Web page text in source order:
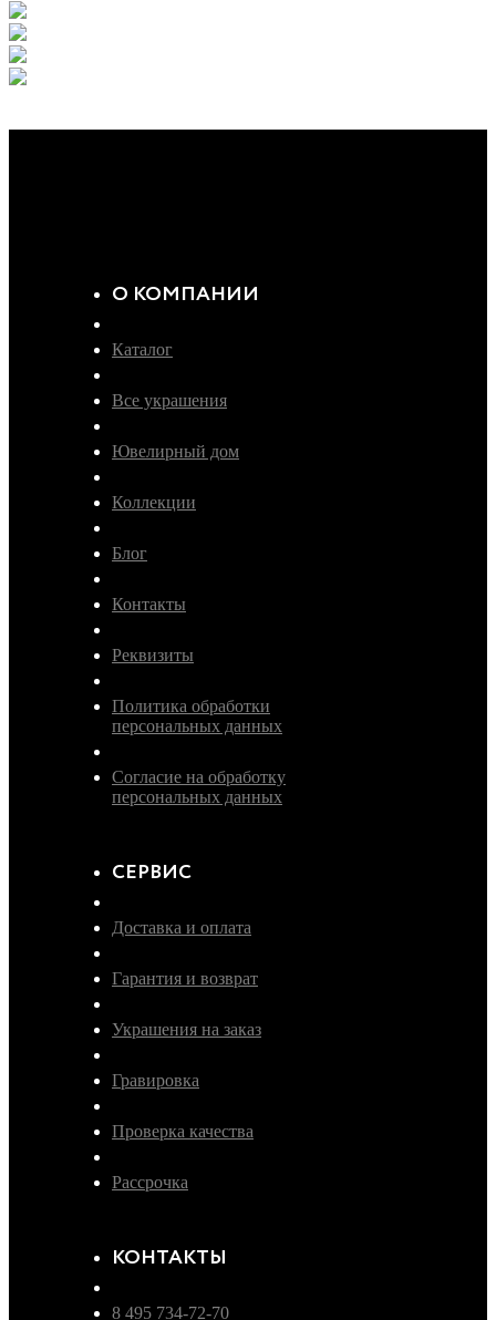
О КОМПАНИИ
Каталог
Все украшения
Ювелирный дом
Коллекции
Блог
Контакты
Реквизиты
Политика обработки
персональных данных
Согласие на обработку
персональных данных
СЕРВИС
Доставка и оплата
Гарантия и возврат
Украшения на заказ
Гравировка
Проверка качества
Рассрочка
КОНТАКТЫ
8 495 734-72-70